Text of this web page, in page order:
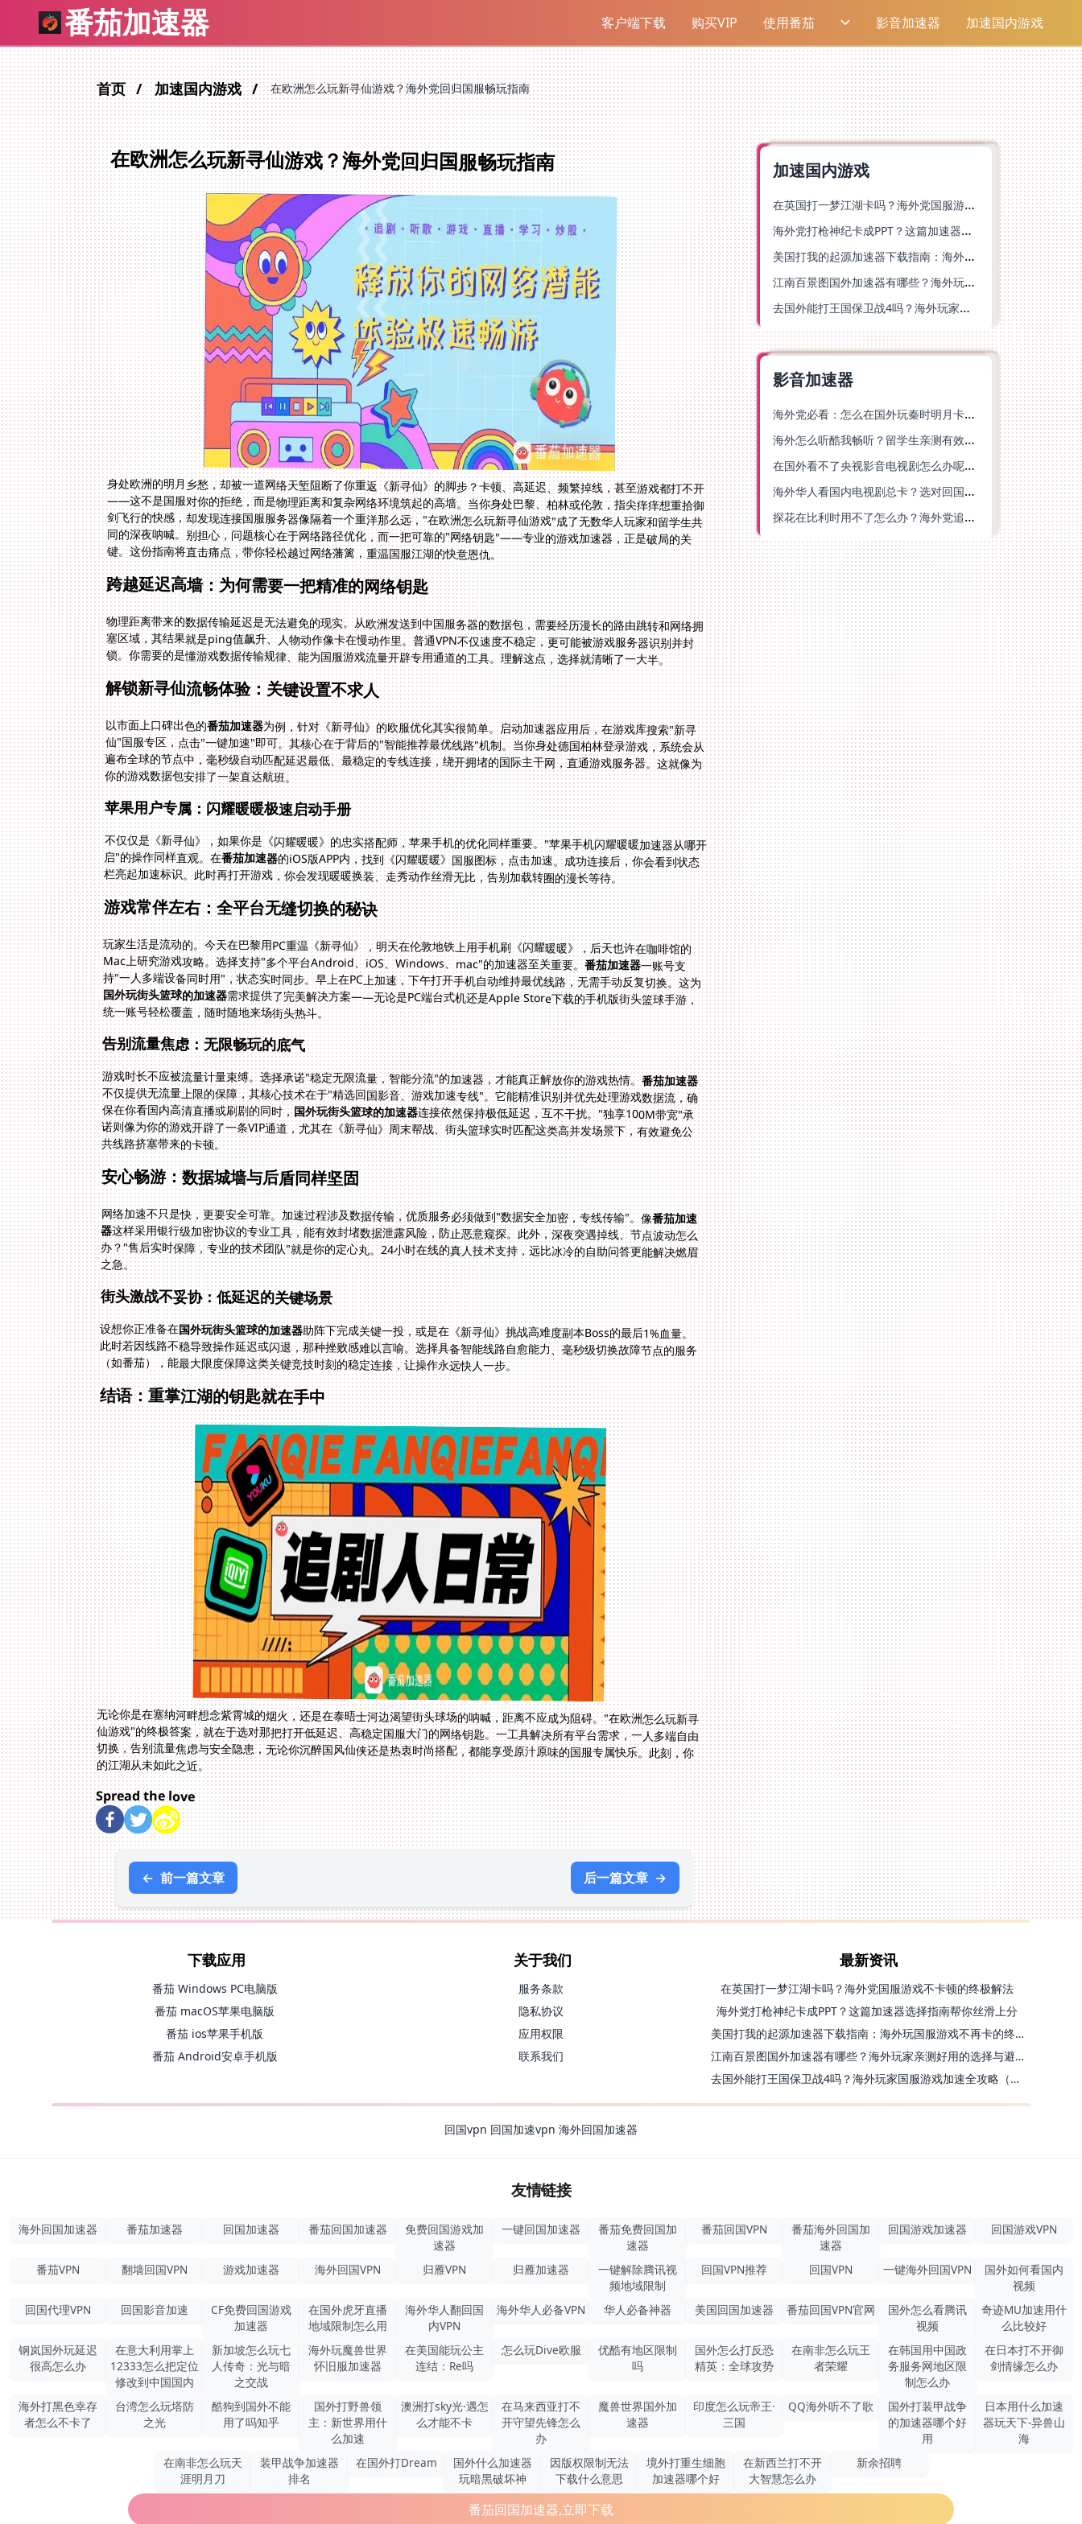
番茄加速器 客户端下载 购买VIP 使用番茄 影音加速器 加速国内游戏
首页 加速国内游戏 在欧洲怎么玩新寻仙游戏？海外党回归国服畅玩指南
在欧洲怎么玩新寻仙游戏？海外党回归国服畅玩指南
身处欧洲的明月乡愁，却被一道网络天堑阻断了你重返《新寻仙》的脚步？卡顿、高延迟、频繁掉线，甚至游戏都打不开
——这不是国服对你的拒绝，而是物理距离和复杂网络环境筑起的高墙。当你身处巴黎、柏林或伦敦，指尖痒痒想重拾御
剑飞行的快感，却发现连接国服服务器像隔着一个重洋那么远，"在欧洲怎么玩新寻仙游戏"成了无数华人玩家和留学生共
同的深夜呐喊。别担心，问题核心在于网络路径优化，而一把可靠的"网络钥匙"——专业的游戏加速器，正是破局的关
键。这份指南将直击痛点，带你轻松越过网络藩篱，重温国服江湖的快意恩仇。
跨越延迟高墙：为何需要一把精准的网络钥匙
物理距离带来的数据传输延迟是无法避免的现实。从欧洲发送到中国服务器的数据包，需要经历漫长的路由跳转和网络拥
塞区域，其结果就是ping值飙升、人物动作像卡在慢动作里。普通VPN不仅速度不稳定，更可能被游戏服务器识别并封
锁。你需要的是懂游戏数据传输规律、能为国服游戏流量开辟专用通道的工具。理解这点，选择就清晰了一大半。
解锁新寻仙流畅体验：关键设置不求人
以市面上口碑出色的番茄加速器为例，针对《新寻仙》的欧服优化其实很简单。启动加速器应用后，在游戏库搜索"新寻
仙"国服专区，点击"一键加速"即可。其核心在于背后的"智能推荐最优线路"机制。当你身处德国柏林登录游戏，系统会从
遍布全球的节点中，毫秒级自动匹配延迟最低、最稳定的专线连接，绕开拥堵的国际主干网，直通游戏服务器。这就像为
你的游戏数据包安排了一架直达航班。
苹果用户专属：闪耀暖暖极速启动手册
不仅仅是《新寻仙》，如果你是《闪耀暖暖》的忠实搭配师，苹果手机的优化同样重要。"苹果手机闪耀暖暖加速器从哪开
启"的操作同样直观。在番茄加速器的iOS版APP内，找到《闪耀暖暖》国服图标，点击加速。成功连接后，你会看到状态
栏亮起加速标识。此时再打开游戏，你会发现暖暖换装、走秀动作丝滑无比，告别加载转圈的漫长等待。
游戏常伴左右：全平台无缝切换的秘诀
玩家生活是流动的。今天在巴黎用PC重温《新寻仙》，明天在伦敦地铁上用手机刷《闪耀暖暖》，后天也许在咖啡馆的
Mac上研究游戏攻略。选择支持"多个平台Android、iOS、Windows、mac"的加速器至关重要。番茄加速器一账号支
持"一人多端设备同时用"，状态实时同步。早上在PC上加速，下午打开手机自动维持最优线路，无需手动反复切换。这为
国外玩街头篮球的加速器需求提供了完美解决方案——无论是PC端台式机还是Apple Store下载的手机版街头篮球手游，
统一账号轻松覆盖，随时随地来场街头热斗。
告别流量焦虑：无限畅玩的底气
游戏时长不应被流量计量束缚。选择承诺"稳定无限流量，智能分流"的加速器，才能真正解放你的游戏热情。番茄加速器
不仅提供无流量上限的保障，其核心技术在于"精选回国影音、游戏加速专线"。它能精准识别并优先处理游戏数据流，确
保在你看国内高清直播或刷剧的同时，国外玩街头篮球的加速器连接依然保持极低延迟，互不干扰。"独享100M带宽"承
诺则像为你的游戏开辟了一条VIP通道，尤其在《新寻仙》周末帮战、街头篮球实时匹配这类高并发场景下，有效避免公
共线路挤塞带来的卡顿。
安心畅游：数据城墙与后盾同样坚固
网络加速不只是快，更要安全可靠。加速过程涉及数据传输，优质服务必须做到"数据安全加密，专线传输"。像番茄加速
器这样采用银行级加密协议的专业工具，能有效封堵数据泄露风险，防止恶意窥探。此外，深夜突遇掉线、节点波动怎么
办？"售后实时保障，专业的技术团队"就是你的定心丸。24小时在线的真人技术支持，远比冰冷的自助问答更能解决燃眉
之急。
街头激战不妥协：低延迟的关键场景
设想你正准备在国外玩街头篮球的加速器助阵下完成关键一投，或是在《新寻仙》挑战高难度副本Boss的最后1%血量。
此时若因线路不稳导致操作延迟或闪退，那种挫败感难以言喻。选择具备智能线路自愈能力、毫秒级切换故障节点的服务
（如番茄），能最大限度保障这类关键竞技时刻的稳定连接，让操作永远快人一步。
结语：重掌江湖的钥匙就在手中
无论你是在塞纳河畔想念紫霄城的烟火，还是在泰晤士河边渴望街头球场的呐喊，距离不应成为阻碍。"在欧洲怎么玩新寻
仙游戏"的终极答案，就在于选对那把打开低延迟、高稳定国服大门的网络钥匙。一工具解决所有平台需求，一人多端自由
切换，告别流量焦虑与安全隐患，无论你沉醉国风仙侠还是热衷时尚搭配，都能享受原汁原味的国服专属快乐。此刻，你
的江湖从未如此之近。
Spread the love
← 前一篇文章 后一篇文章 →
加速国内游戏
在英国打一梦江湖卡吗？海外党国服游戏不卡顿的终极解法
海外党打枪神纪卡成PPT？这篇加速器选择指南帮你丝滑上分
美国打我的起源加速器下载指南：海外玩国服游戏不再卡的终极方案
江南百景图国外加速器有哪些？海外玩家亲测好用的选择与避坑指南
去国外能打王国保卫战4吗？海外玩家国服游戏加速全攻略（附公主连结幻想江湖实测）
影音加速器
海外党必看：怎么在国外玩秦时明月卡牌版？附豆瓣EZCast地区限制破解法
海外怎么听酷我畅听？留学生亲测有效的华语内容解锁指南
在国外看不了央视影音电视剧怎么办呢？海外党亲测有效的回国加速方案
海外华人看国内电视剧总卡？选对回国加速器，还能解决菲律宾打不开反诈中心的问题
探花在比利时用不了怎么办？海外党追剧办事全攻略，选对加速器就够了
番茄回国加速器,立即下载
下载应用
番茄 Windows PC电脑版
番茄 macOS苹果电脑版
番茄 ios苹果手机版
番茄 Android安卓手机版
关于我们
服务条款
隐私协议
应用权限
联系我们
最新资讯
在英国打一梦江湖卡吗？海外党国服游戏不卡顿的终极解法
海外党打枪神纪卡成PPT？这篇加速器选择指南帮你丝滑上分
美国打我的起源加速器下载指南：海外玩国服游戏不再卡的终极方案
江南百景图国外加速器有哪些？海外玩家亲测好用的选择与避坑指南
去国外能打王国保卫战4吗？海外玩家国服游戏加速全攻略（附公主连结幻想江湖实测）
回国vpn 回国加速vpn 海外回国加速器
友情链接
海外回国加速器 番茄加速器 回国加速器 番茄回国加速器
免费回国游戏加
速器
一键回国加速器
番茄免费回国加
速器
番茄回国VPN
番茄海外回国加
速器
回国游戏加速器 回国游戏VPN
番茄VPN 翻墙回国VPN 游戏加速器 海外回国VPN 归雁VPN 归雁加速器
一键解除腾讯视
频地域限制
回国VPN推荐 回国VPN 一键海外回国VPN
国外如何看国内
视频
回国代理VPN
回国影音加速
CF免费回国游戏
加速器
在国外虎牙直播
地域限制怎么用
海外华人翻回国
内VPN
海外华人必备VPN 华人必备神器 美国回国加速器 番茄回国VPN官网
国外怎么看腾讯
视频
奇迹MU加速用什
么比较好
钢岚国外玩延迟
很高怎么办
在意大利用掌上
12333怎么把定位
修改到中国国内
新加坡怎么玩七
人传奇：光与暗
之交战
海外玩魔兽世界
怀旧服加速器
在美国能玩公主
连结：Re吗
怎么玩Dive欧服
优酷有地区限制
吗
国外怎么打反恐
精英：全球攻势
在南非怎么玩王
者荣耀
在韩国用中国政
务服务网地区限
制怎么办
在日本打不开御
剑情缘怎么办
海外打黑色幸存
者怎么不卡了
台湾怎么玩塔防
之光
酷狗到国外不能
用了吗知乎
国外打野兽领
主：新世界用什
么加速
澳洲打sky光·遇怎
么才能不卡
在马来西亚打不
开守望先锋怎么
办
魔兽世界国外加
速器
印度怎么玩帝王·
三国
QQ海外听不了歌
国外打装甲战争
的加速器哪个好
用
日本用什么加速
器玩天下-异兽山
海
在南非怎么玩天
涯明月刀
装甲战争加速器
排名
在国外打Dream
国外什么加速器
玩暗黑破坏神
因版权限制无法
下载什么意思
境外打重生细胞
加速器哪个好
在新西兰打不开
大智慧怎么办
新余招聘